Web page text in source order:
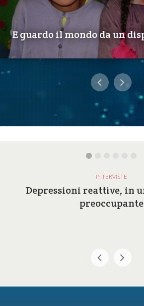
E guardo il mondo da un
INTERVISTE
Depressioni reattive, in
preoccupante